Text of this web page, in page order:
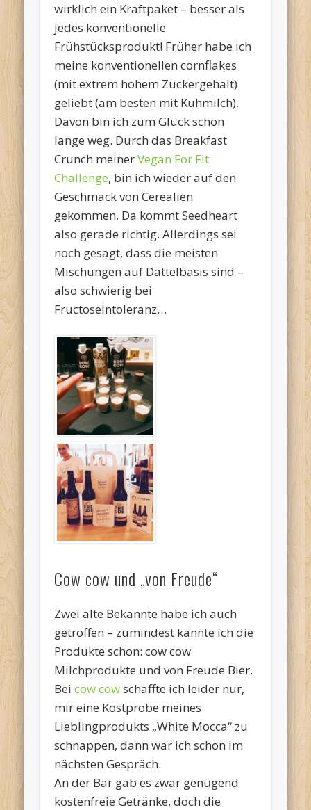
wirklich ein Kraftpaket – besser als
jedes konventionelle
Frühstücksprodukt! Früher habe ich
meine konventionellen cornflakes
(mit extrem hohem Zuckergehalt)
geliebt (am besten mit Kuhmilch).
Davon bin ich zum Glück schon
lange weg. Durch das Breakfast
Crunch meinerVegan For Fit
Challenge, bin ich wieder auf den
Geschmack von Cerealien
gekommen. Da kommt Seedheart
also gerade richtig. Allerdings sei
noch gesagt, dass die meisten
Mischungen auf Dattelbasis sind –
also schwierig bei
Fructoseintoleranz…
Cow cow und „von Freude“
Zwei alte Bekannte habe ich auch
getroffen – zumindest kannte ich die
Produkte schon: cow cow
Milchprodukte und von Freude Bier.
Beicow cowschaffte ich leider nur,
mir eine Kostprobe meines
Lieblingprodukts „White Mocca“ zu
schnappen, dann war ich schon im
nächsten Gespräch.
An der Bar gab es zwar genügend
kostenfreie Getränke, doch die